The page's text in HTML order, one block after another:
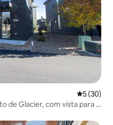
5 de uma
5 (30)
de Glacier, com vista para a